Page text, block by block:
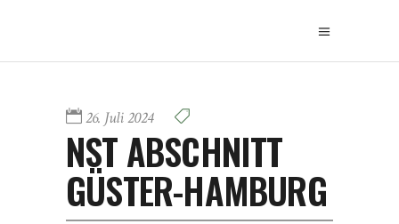
26. Juli 2024
NST ABSCHNITT
GÜSTER-HAMBURG